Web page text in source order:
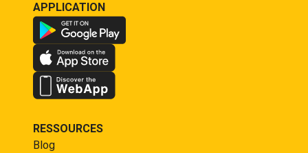
APPLICATION
RESSOURCES
Blog